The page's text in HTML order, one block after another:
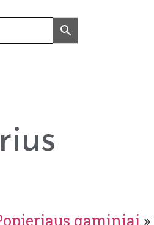
gaminiai »